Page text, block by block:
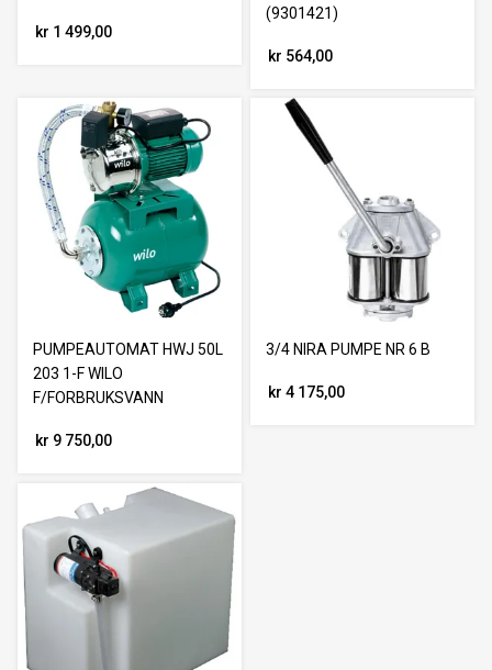
kr 1 499,00
(9301421)
kr 564,00
PUMPEAUTOMAT HWJ 50L
203 1-F WILO
F/FORBRUKSVANN
kr 9 750,00
3/4 NIRA PUMPE NR 6 B
kr 4 175,00